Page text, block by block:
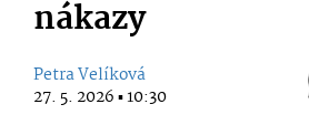
nákazy
Petra Velíková
27. 5. 2026 ▪ 10:30